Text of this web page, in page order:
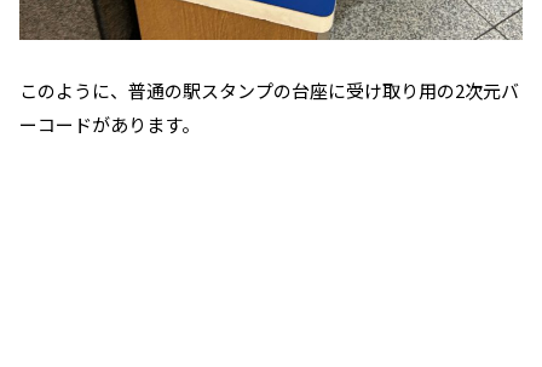
このように、普通の駅スタンプの台座に受け取り用の2次元バ
ーコードがあります。